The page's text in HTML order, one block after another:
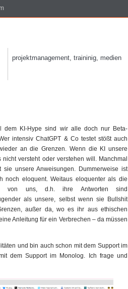
projektmanagement, traininig, medien
dem KI-Hype sind wir alle doch nur Beta-
intensiv ChatGPT & Co testet stößt auch
an die Grenzen. Wenn die KI unsere
nicht versteht oder verstehen will. Manchmal
sie unsere Anweisungen. Dummerweise ist
noch eloquent. Weitaus eloquenter als die
von uns, d.h. ihre Antworten sind
als unsere, selbst wenn sie Bullshit
außer da, wo es ihr aus ethischen
Anleitung für ein Verbrechen – da müssen
und bin auch schon mit dem Support im
dem Support im Monolog. Ich frage und